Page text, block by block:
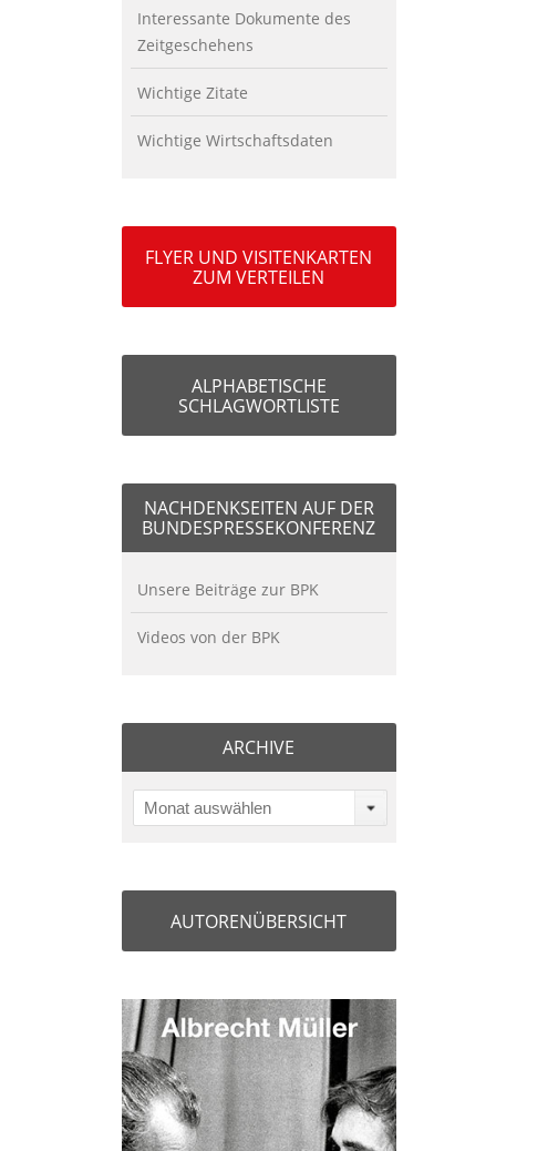
Interessante Dokumente des
Zeitgeschehens
Wichtige Zitate
Wichtige Wirtschaftsdaten
FLYER UND VISITENKARTEN
ZUM VERTEILEN
ALPHABETISCHE
SCHLAGWORTLISTE
NACHDENKSEITEN AUF DER
BUNDESPRESSEKONFERENZ
Unsere Beiträge zur BPK
Videos von der BPK
ARCHIVE
Monat auswählen
AUTORENÜBERSICHT